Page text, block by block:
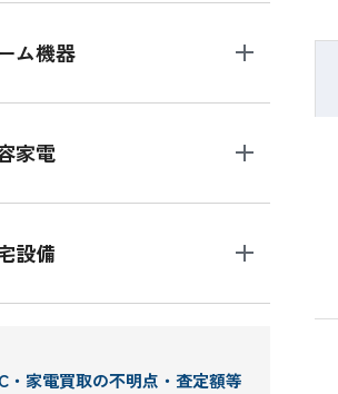
ム機器
家電
設備
・家電買取の不明点・査定額等